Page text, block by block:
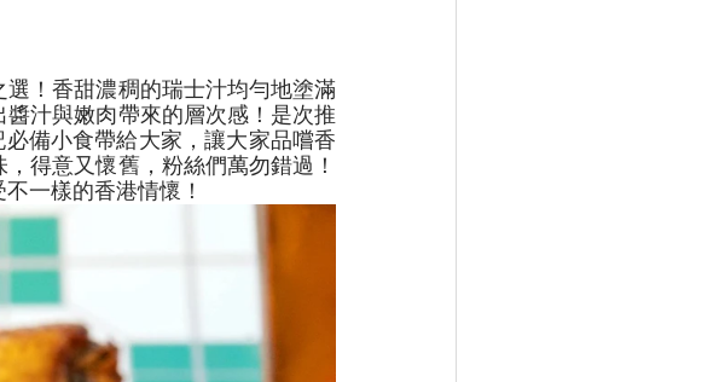
！香甜濃稠的瑞士汁均勻地塗滿
汁與嫩肉帶來的層次感！是次推
備小食帶給大家，讓大家品嚐香
得意又懷舊，粉絲們萬勿錯過！
一樣的香港情懷！